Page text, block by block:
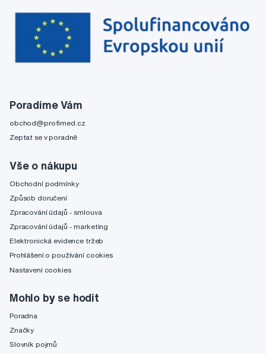
Poradíme Vám
obchod@profimed.cz
Zeptat se v poradně
Vše o nákupu
Obchodní podmínky
Způsob doručení
Zpracování údajů - smlouva
Zpracování údajů - marketing
Elektronická evidence tržeb
Prohlášení o používání cookies
Nastavení cookies
Mohlo by se hodit
Poradna
Značky
Slovník pojmů